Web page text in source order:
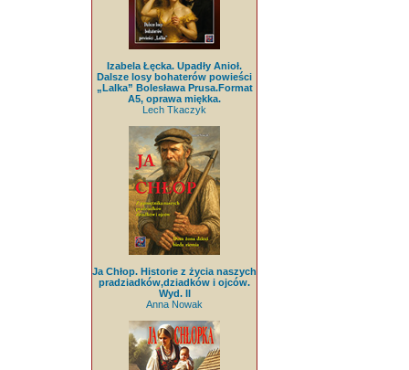
Izabela Łęcka. Upadły Anioł.
Dalsze losy bohaterów powieści
„Lalka” Bolesława Prusa.Format
A5, oprawa miękka.
Lech Tkaczyk
Ja Chłop. Historie z życia naszych
pradziadków,dziadków i ojców.
Wyd. II
Anna Nowak